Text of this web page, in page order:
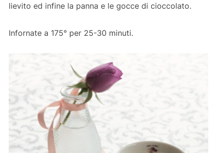
lievito ed infine la panna e le gocce di cioccolato.
Infornate a 175° per 25-30 minuti.